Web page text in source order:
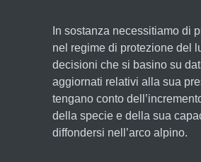
In sostanza necessitiamo di
nel regime di protezione del
decisioni che si basino su
aggiornati relativi alla sua
tengano conto
della specie e della sua
diffondersi nell’arco alpino.